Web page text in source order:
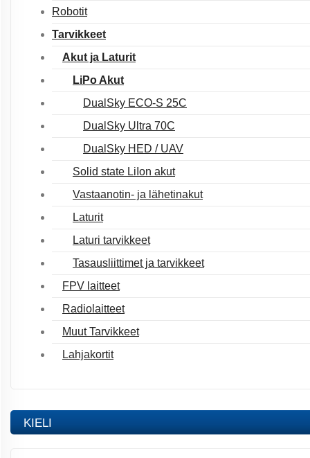
Robotit
Tarvikkeet
Akut ja Laturit
LiPo Akut
DualSky ECO-S 25C
DualSky Ultra 70C
DualSky HED / UAV
Solid state LiIon akut
Vastaanotin- ja lähetinakut
Laturit
Laturi tarvikkeet
Tasausliittimet ja tarvikkeet
FPV laitteet
Radiolaitteet
Muut Tarvikkeet
Lahjakortit
KIELI